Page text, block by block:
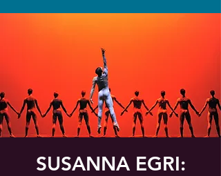
SUSANNA EGRI: